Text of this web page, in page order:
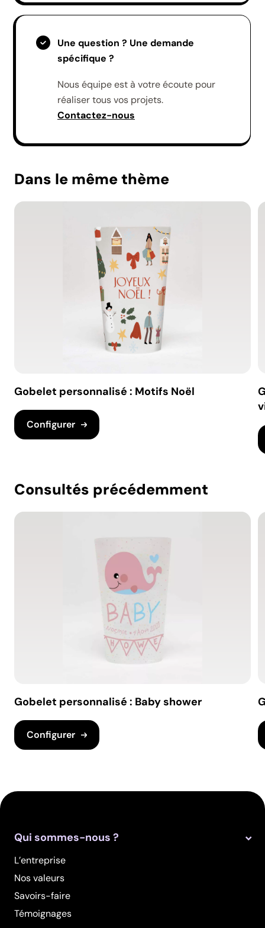
Une question ? Une demande
spécifique ?
Nous équipe est à votre écoute pour
réaliser tous vos projets.
Contactez-nous
Dans le même thème
Gobelet personnalisé : Motifs Noël
Configurer
Consultés précédemment
Gobelet personnalisé : Baby shower
Configurer
Qui sommes-nous ?
L’entreprise
Nos valeurs
Savoirs-faire
Témoignages